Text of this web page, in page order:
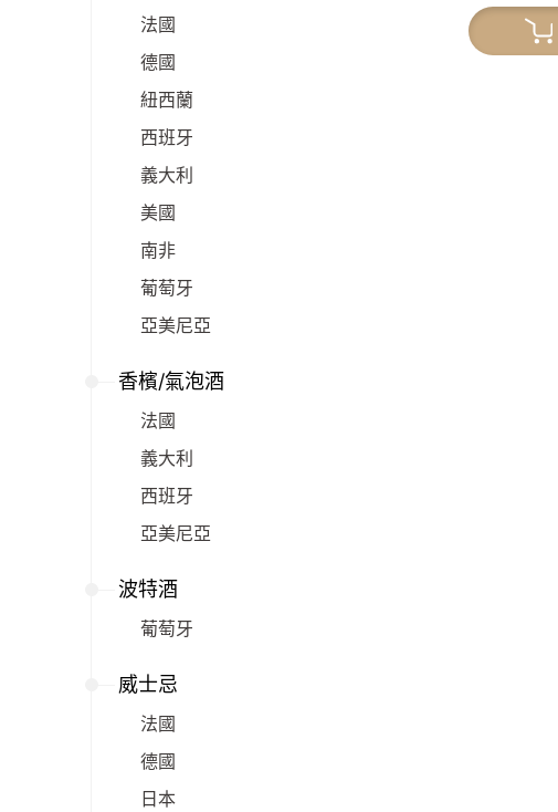
法國
德國
紐西蘭
西班牙
義大利
美國
南非
葡萄牙
亞美尼亞
香檳/氣泡酒
法國
義大利
西班牙
亞美尼亞
波特酒
葡萄牙
威士忌
法國
德國
日本